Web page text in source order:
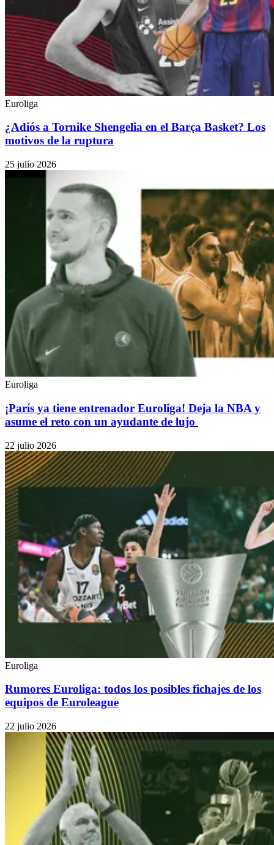
Euroliga
¿Adiós a Tornike Shengelia en el Barça Basket? Los
motivos de la ruptura
25 julio 2026
Euroliga
¡París ya tiene entrenador Euroliga! Deja la NBA y
asume el reto con un ayudante de lujo
22 julio 2026
Euroliga
Rumores Euroliga: todos los posibles fichajes de los
equipos de Euroleague
22 julio 2026